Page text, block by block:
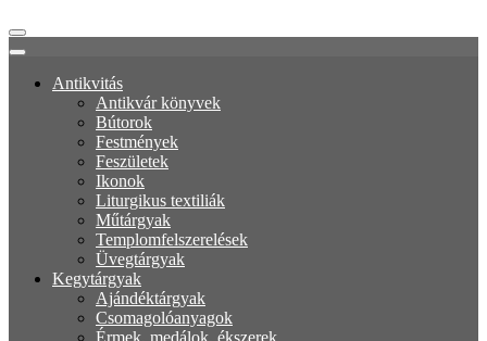
Antikvitás
Antikvár könyvek
Bútorok
Festmények
Feszületek
Ikonok
Liturgikus textiliák
Műtárgyak
Templomfelszerelések
Üvegtárgyak
Kegytárgyak
Ajándéktárgyak
Csomagolóanyagok
Érmek, medálok, ékszerek